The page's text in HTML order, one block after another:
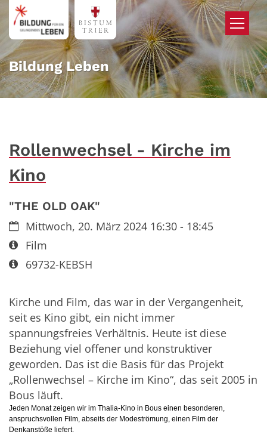
Zum Inhalt springen
Bildung Leben
Rollenwechsel - Kirche im
Kino
"THE OLD OAK"
Datum:Mittwoch, 20. März 2024 16:30 - 18:45
Art bzw. Nummer:
Film
Art bzw. Nummer:
69732-KEBSH
Kirche und Film, das war in der Vergangenheit,
seit es Kino gibt, ein nicht immer
spannungsfreies Verhältnis. Heute ist diese
Beziehung viel offener und konstruktiver
geworden. Das ist die Basis für das Projekt
„Rollenwechsel – Kirche im Kino“, das seit 2005 in
Bous läuft.
Jeden Monat zeigen wir im Thalia-Kino in Bous einen besonderen,
anspruchsvollen Film, abseits der Modeströmung, einen Film der
Denkanstöße liefert.